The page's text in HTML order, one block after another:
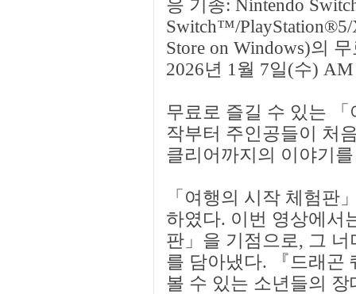
응 기종: Nintendo
Switch™/PlayStation®5/
Store on Windows)의
2026년 1월 7일(수)
무료로 즐길 수 있는
작부터 주인공들이 처
클리어까지의 이야기
「여행의 시작 체험판
하였다. 이번 영상에서
판」을 기점으로, 그
를 담아냈다. 『드래곤
볼 수 있는 소년들의